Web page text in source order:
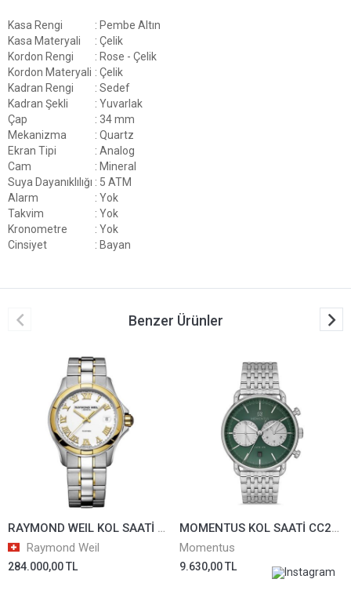
Kasa Rengi
: Pembe Altın
Kasa Materyali
: Çelik
Kordon Rengi
: Rose - Çelik
Kordon Materyali : Çelik
Kadran Rengi
: Sedef
Kadran Şekli
: Yuvarlak
Çap
: 34 mm
Mekanizma
: Quartz
Ekran Tipi
: Analog
Cam
: Mineral
Suya Dayanıklılığı : 5 ATM
Alarm
: Yok
Takvim
: Yok
Kronometre
: Yok
Cinsiyet
: Bayan
Benzer Ürünler
RAYMOND WEIL KOL SAATİ 2970-SG-00308
Raymond Weil
284.000,00 TL
MOMENTUS KOL SAATİ CC285S-15SS
Momentus
9.630,00 TL